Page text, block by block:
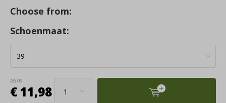
Choose from:
Schoenmaat:
29,95
€ 11,98